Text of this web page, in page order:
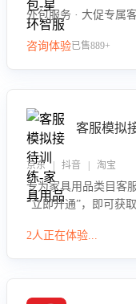
外包服务 · 大促专属
咨询体验已售889+
客服模拟
京东 | 抖音 | 淘宝
专为家具用品类目客
“立即开通”，即可获
参数咨询等高频场景
2人正在体验...